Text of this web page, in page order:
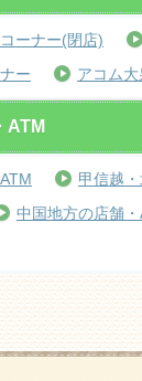
ーナー(閉店)
ー
アコム
ATM
甲信越
中国地方の店舗・